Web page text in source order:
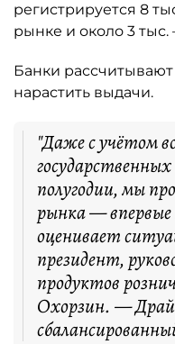
регистрируется 8
рынке и около 3
Банки
нарастить выдачи.
"Даже с учётом
полугодии, мы
рынка — впервые
оценивает
президент,
продуктов
Охорзин. —